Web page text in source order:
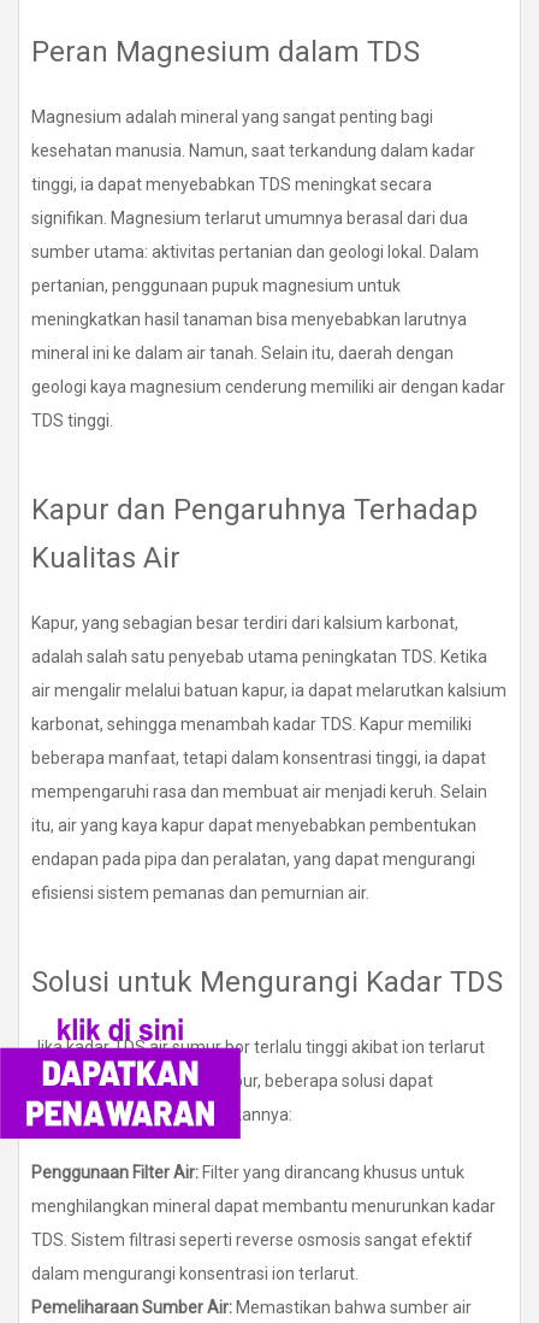
Peran Magnesium dalam TDS
Magnesium adalah mineral yang sangat penting bagi
kesehatan manusia. Namun, saat terkandung dalam kadar
tinggi, ia dapat menyebabkan TDS meningkat secara
signifikan. Magnesium terlarut umumnya berasal dari dua
sumber utama: aktivitas pertanian dan geologi lokal. Dalam
pertanian, penggunaan pupuk magnesium untuk
meningkatkan hasil tanaman bisa menyebabkan larutnya
mineral ini ke dalam air tanah. Selain itu, daerah dengan
geologi kaya magnesium cenderung memiliki air dengan kadar
TDS tinggi.
Kapur dan Pengaruhnya Terhadap
Kualitas Air
Kapur, yang sebagian besar terdiri dari kalsium karbonat,
adalah salah satu penyebab utama peningkatan TDS. Ketika
air mengalir melalui batuan kapur, ia dapat melarutkan kalsium
karbonat, sehingga menambah kadar TDS. Kapur memiliki
beberapa manfaat, tetapi dalam konsentrasi tinggi, ia dapat
mempengaruhi rasa dan membuat air menjadi keruh. Selain
itu, air yang kaya kapur dapat menyebabkan pembentukan
endapan pada pipa dan peralatan, yang dapat mengurangi
efisiensi sistem pemanas dan pemurnian air.
Solusi untuk Mengurangi Kadar TDS
Jika kadar TDS air sumur bor terlalu tinggi akibat ion terlarut
seperti magnesium dan kapur, beberapa solusi dapat
diterapkan untuk menurunkannya:
Penggunaan Filter Air: Filter yang dirancang khusus untuk
menghilangkan mineral dapat membantu menurunkan kadar
TDS. Sistem filtrasi seperti reverse osmosis sangat efektif
dalam mengurangi konsentrasi ion terlarut.
Pemeliharaan Sumber Air: Memastikan bahwa sumber air